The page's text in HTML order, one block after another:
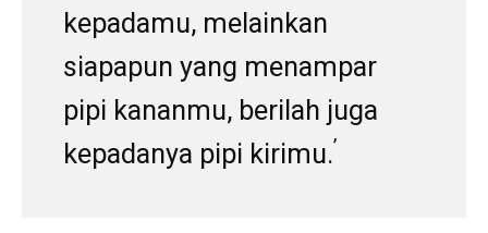
kepadamu, melainkan
siapapun yang menampar
pipi kananmu, berilah juga
kepadanya pipi kirimu.’